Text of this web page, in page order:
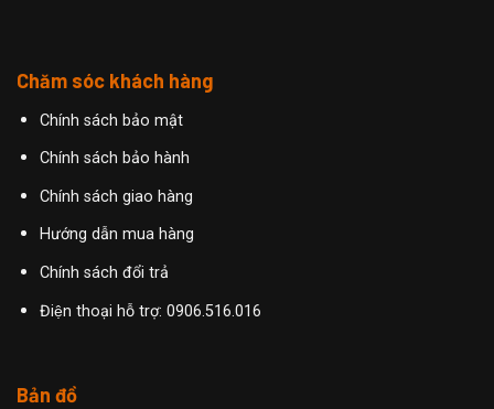
Chăm sóc khách hàng
Chính sách bảo mật
Chính sách bảo hành
Chính sách giao hàng
Hướng dẫn mua hàng
Chính sách đổi trả
Điện thoại hỗ trợ: 0906.516.016
Bản đồ